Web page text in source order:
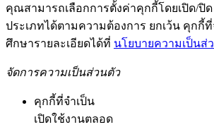
คุณสามารถเลือกการตั้งค่าคุกกี้โดยเปิด/ปิ
ประเภทได้ตามความต้องการ ยกเว้น คุกกี้
ศึกษารายละเอียดได้ที่ นโยบายความเป็นส่
จัดการความเป็นส่วนตัว
คุกกี้ที่จำเป็น
เปิดใช้งานตลอด